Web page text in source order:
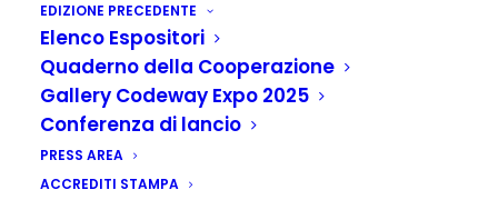
EDIZIONE PRECEDENTE
Elenco Espositori
Quaderno della Cooperazione
Gallery Codeway Expo 2025
Conferenza di lancio
PRESS AREA
ACCREDITI STAMPA